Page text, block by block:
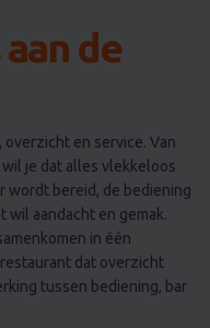
de
je dat alles vlekkeloos
bereid, de bediening
wil aandacht en gemak.
in één
dat overzicht
tussen bediening, bar